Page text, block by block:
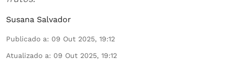
Susana Salvador
Publicado a: 09 Out 2025, 19:12
Atualizado a: 09 Out 2025, 19:12